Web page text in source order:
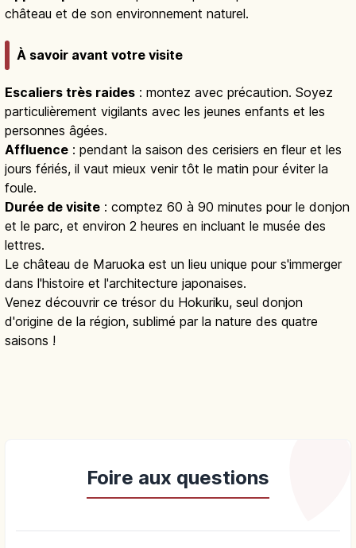
château et de son environnement naturel.
À savoir avant votre visite
Escaliers très raides : montez avec précaution. Soyez
particulièrement vigilants avec les jeunes enfants et les
personnes âgées.
Affluence : pendant la saison des cerisiers en fleur et les
jours fériés, il vaut mieux venir tôt le matin pour éviter la
foule.
Durée de visite : comptez 60 à 90 minutes pour le donjon
et le parc, et environ 2 heures en incluant le musée des
lettres.
Le château de Maruoka est un lieu unique pour s'immerger
dans l'histoire et l'architecture japonaises.
Venez découvrir ce trésor du Hokuriku, seul donjon
d'origine de la région, sublimé par la nature des quatre
saisons !
Foire aux questions